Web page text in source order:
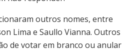
outros nomes, entre
Lima e Saullo Vianna. Outros
de votar em branco ou anular